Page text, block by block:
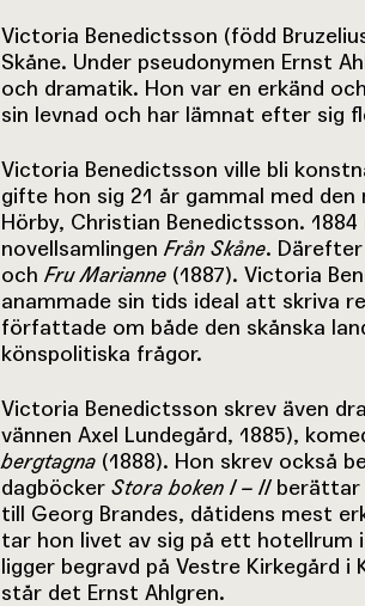
Victoria Benedictsson (född
Skåne. Under pseudonymen Ernst
och dramatik. Hon var en erkänd
sin levnad och har lämnat efter sig
Victoria Benedictsson ville bli
gifte hon sig 21 år gammal med
Hörby, Christian Benedictsson.
novellsamlingen Från Skåne.
och Fru Marianne (1887). Victoria
anammade sin tids ideal att skriva
författade om både den skånska
könspolitiska frågor.
Victoria Benedictsson skrev även
vännen Axel Lundegård, 1885),
bergtagna (1888). Hon skrev också
dagböcker Stora boken I – II berättar
till Georg Brandes, dåtidens mest
tar hon livet av sig på ett hotellrum
ligger begravd på Vestre Kirkegård i
står det Ernst Ahlgren.